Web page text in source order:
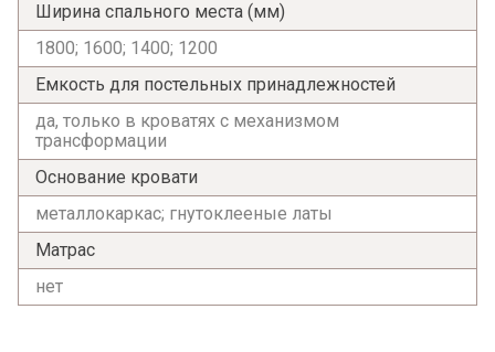
Я ознакомлен сПолитикой
обработки персональных данных и
согласен на их обработку.
Ширина спального места (мм)
1800; 1600; 1400; 1200
Емкость для постельных принадлежностей
да, только в кроватях с механизмом
трансформации
Основание кровати
металлокаркас; гнутоклееные латы
Матрас
нет